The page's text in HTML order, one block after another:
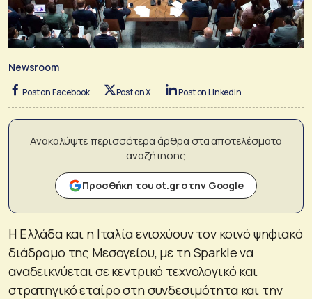
Newsroom
Post on Facebook Post on X Post on LinkedIn
Ανακαλύψτε περισσότερα άρθρα στα αποτελέσματα
αναζήτησης
Προσθήκη του ot.gr στην Google
Η Ελλάδα και η Ιταλία ενισχύουν τον κοινό ψηφιακό
διάδρομο της Μεσογείου, με τη Sparkle να
αναδεικνύεται σε κεντρικό τεχνολογικό και
στρατηγικό εταίρο στη συνδεσιμότητα και την